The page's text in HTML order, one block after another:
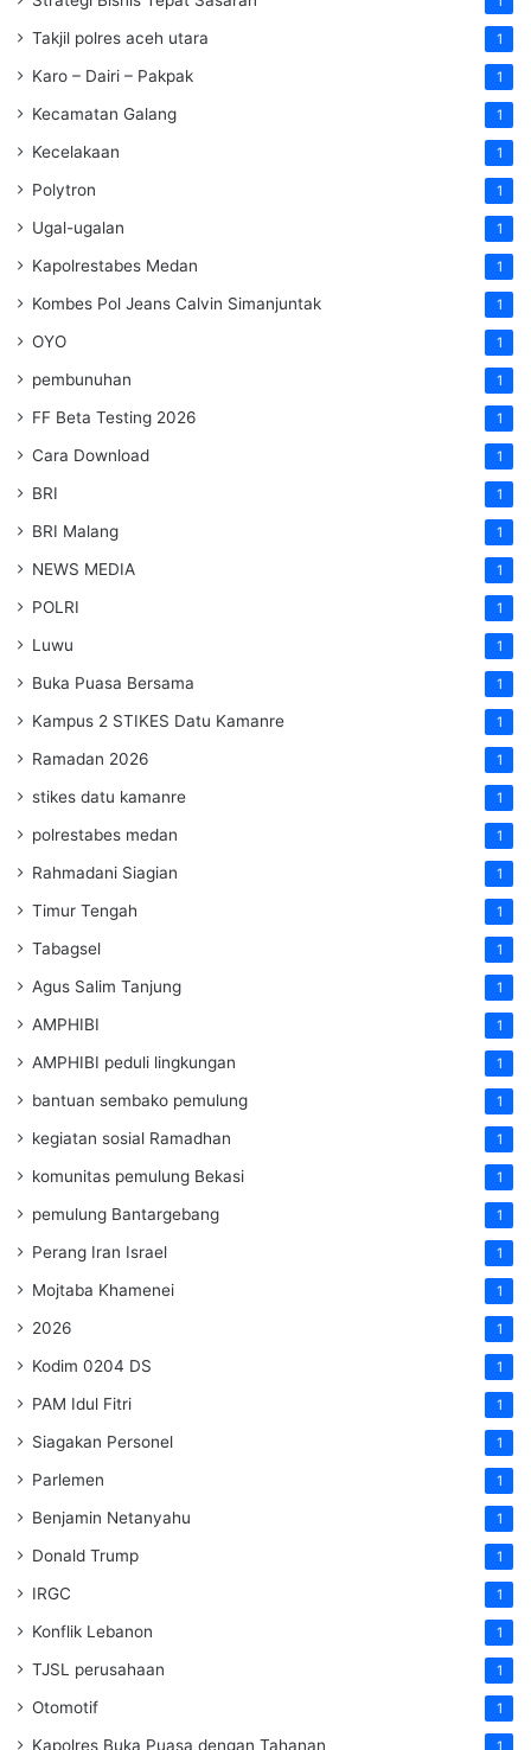
Takjil polres aceh utara 1
Karo – Dairi – Pakpak 1
Kecamatan Galang 1
Kecelakaan 1
Polytron 1
Ugal-ugalan 1
Kapolrestabes Medan 1
Kombes Pol Jeans Calvin Simanjuntak 1
OYO 1
pembunuhan 1
FF Beta Testing 2026 1
Cara Download 1
BRI 1
BRI Malang 1
NEWS MEDIA 1
POLRI 1
Luwu 1
Buka Puasa Bersama 1
Kampus 2 STIKES Datu Kamanre 1
Ramadan 2026 1
stikes datu kamanre 1
polrestabes medan 1
Rahmadani Siagian 1
Timur Tengah 1
Tabagsel 1
Agus Salim Tanjung 1
AMPHIBI 1
AMPHIBI peduli lingkungan 1
bantuan sembako pemulung 1
kegiatan sosial Ramadhan 1
komunitas pemulung Bekasi 1
pemulung Bantargebang 1
Perang Iran Israel 1
Mojtaba Khamenei 1
2026 1
Kodim 0204 DS 1
PAM Idul Fitri 1
Siagakan Personel 1
Parlemen 1
Benjamin Netanyahu 1
Donald Trump 1
IRGC 1
Konflik Lebanon 1
TJSL perusahaan 1
Otomotif 1
Kapolres Buka Puasa dengan Tahanan 1